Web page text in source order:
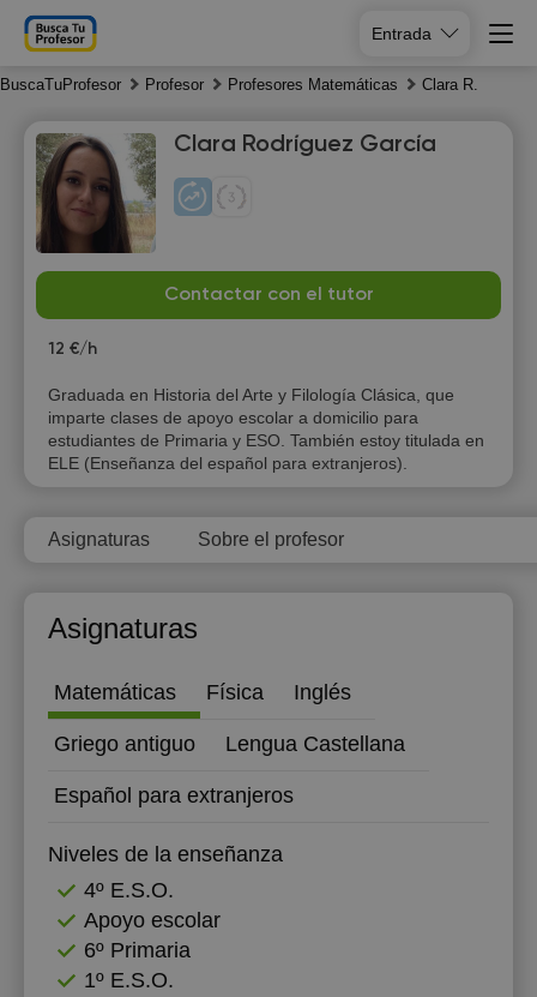
Entrada
BuscaTuProfesor Profesor Profesores Matemáticas Clara R.
Clara Rodríguez García
Contactar con el tutor
12 €/h
Graduada en Historia del Arte y Filología Clásica, que
imparte clases de apoyo escolar a domicilio para
estudiantes de Primaria y ESO. También estoy titulada en
ELE (Enseñanza del español para extranjeros).
Asignaturas Sobre el profesor
Asignaturas
Matemáticas Física Inglés
Griego antiguo Lengua Castellana
Español para extranjeros
Niveles de la enseñanza
4º E.S.O.
Apoyo escolar
6º Primaria
1º E.S.O.
8
Su
9
Mo
10
11